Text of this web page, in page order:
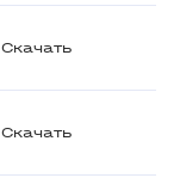
Скачать
Скачать